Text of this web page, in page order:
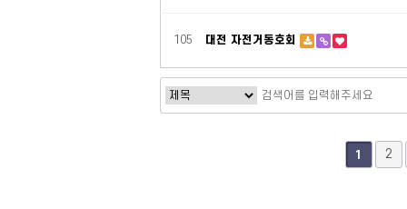
105 대전 자전거동호회
1 2